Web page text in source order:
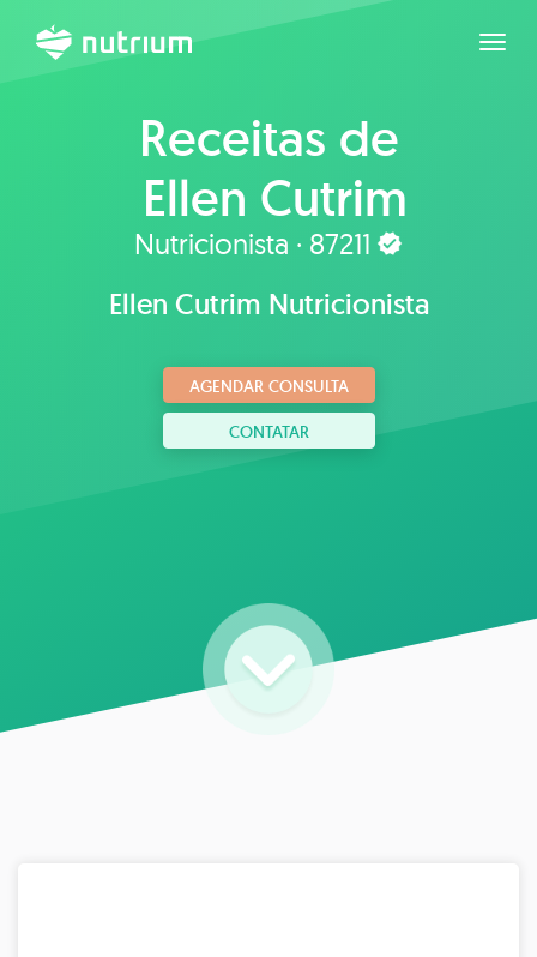
Receitas de
Ellen Cutrim
Nutricionista · 87211
Ellen Cutrim Nutricionista
AGENDAR CONSULTA
CONTATAR